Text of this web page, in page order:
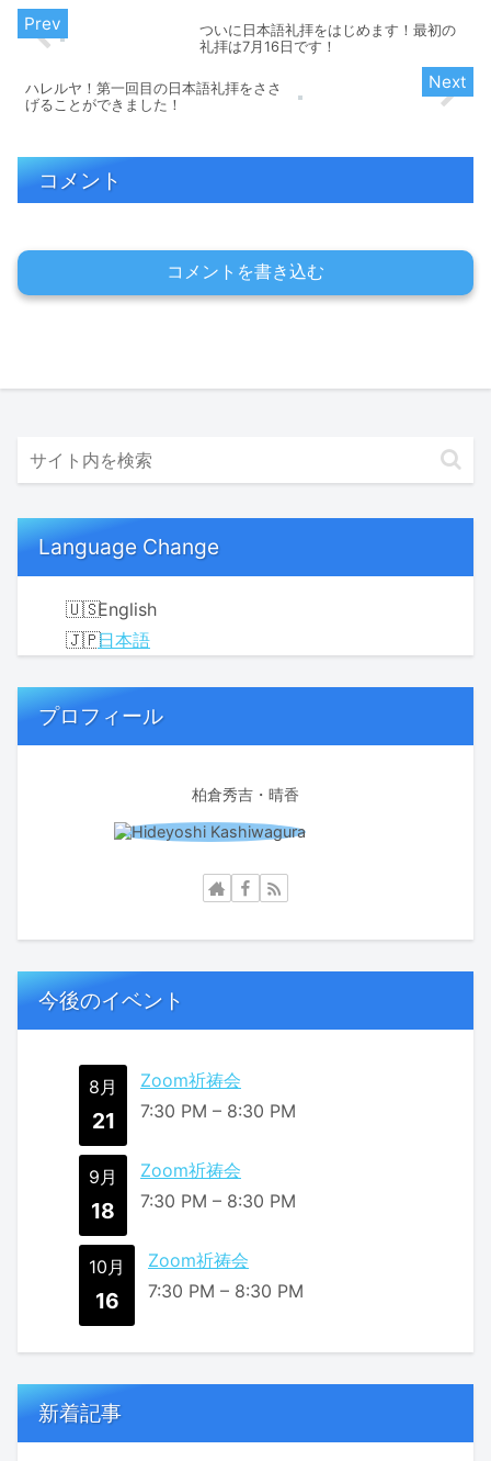
ついに日本語礼拝をはじめます！最初の
礼拝は7月16日です！
ハレルヤ！第一回目の日本語礼拝をささ
げることができました！
コメント
コメントを書き込む
Language Change
English
日本語
プロフィール
柏倉秀吉・晴香
今後のイベント
8月
21
Zoom祈祷会
7:30 PM – 8:30 PM
9月
18
Zoom祈祷会
7:30 PM – 8:30 PM
10月
16
Zoom祈祷会
7:30 PM – 8:30 PM
新着記事